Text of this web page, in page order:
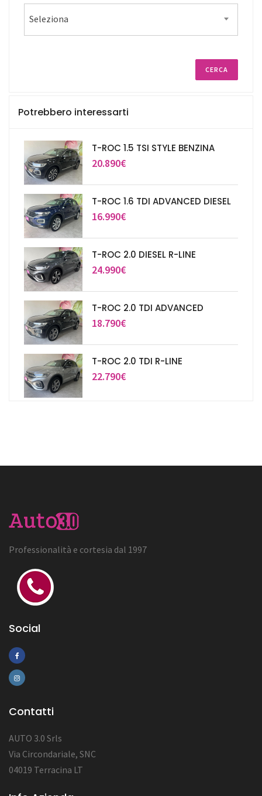
Seleziona
Potrebbero interessarti
T-ROC 1.5 TSI STYLE BENZINA
20.890€
T-ROC 1.6 TDI ADVANCED DIESEL
16.990€
T-ROC 2.0 DIESEL R-LINE
24.990€
T-ROC 2.0 TDI ADVANCED
18.790€
T-ROC 2.0 TDI R-LINE
22.790€
Professionalità e cortesia dal 1997
Social
Contatti
AUTO 3.0 Srls
Via Circondariale, SNC
04019 Terracina LT